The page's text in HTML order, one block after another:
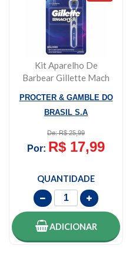
Kit Aparelho De
Barbear Gillette Mach
PROCTER & GAMBLE DO
BRASIL S.A
De: R$ 25,99
Por: R$ 17,99
QUANTIDADE
ADICIONAR